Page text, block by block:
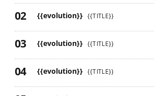
{{evolution}} {{TITLE}}
{{evolution}} {{TITLE}}
{{evolution}} {{TITLE}}